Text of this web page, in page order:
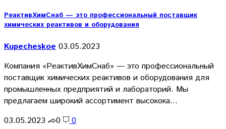
РеактивХимСнаб — это профессиональный поставщик
химических реактивов и оборудования
Kupecheskoe 03.05.2023
Компания «РеактивХимСнаб» — это профессиональный
поставщик химических реактивов и оборудования для
промышленных предприятий и лабораторий. Мы
предлагаем широкий ассортимент высокока…
03.05.2023
0
0